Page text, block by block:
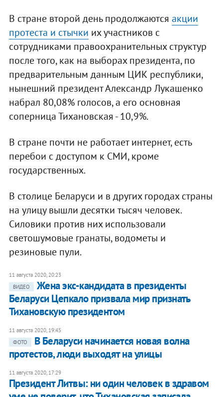
В стране второй день продолжаются акции
протеста и стычки их участников с
сотрудниками правоохранительных структур
после того, как на выборах президента, по
предварительным данным ЦИК республики,
нынешний президент Александр Лукашенко
набрал 80,08% голосов, а его основная
соперница Тихановская - 10,9%.
В стране почти не работает интернет, есть
перебои с доступом к СМИ, кроме
государственных.
В столице Беларуси и в других городах страны
на улицу вышли десятки тысяч человек.
Силовики против них использовали
светошумовые гранаты, водометы и
резиновые пули.
11 августа 2020, 20:23
ВИДЕО
Жена экс-кандидата в президенты
Беларуси Цепкало призвала мир признать
Тихановскую президентом
11 августа 2020, 19:45
ФОТО
В Беларуси начинается новая волна
протестов, люди выходят на улицы
11 августа 2020, 17:29
Президент Литвы: ни один человек в здравом